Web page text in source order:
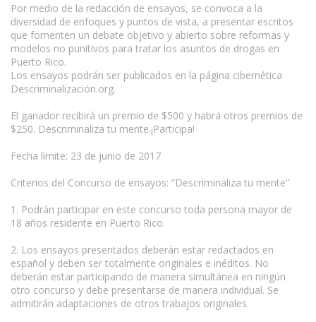
Por medio de la redacción de ensayos, se convoca a la
diversidad de enfoques y puntos de vista, a presentar escritos
que fomenten un debate objetivo y abierto sobre reformas y
modelos no punitivos para tratar los asuntos de drogas en
Puerto Rico.
Los ensayos podrán ser publicados en la página cibernética
Descriminalización.org.
El ganador recibirá un premio de $500 y habrá otros premios de
$250. Descriminaliza tu mente.¡Participa!
Fecha límite: 23 de junio de 2017
Criterios del Concurso de ensayos: “Descriminaliza tu mente”
1. Podrán participar en este concurso toda persona mayor de
18 años residente en Puerto Rico.
2. Los ensayos presentados deberán estar redactados en
español y deben ser totalmente originales e inéditos. No
deberán estar participando de manera simultánea en ningún
otro concurso y debe presentarse de manera individual. Se
admitirán adaptaciones de otros trabajos originales.